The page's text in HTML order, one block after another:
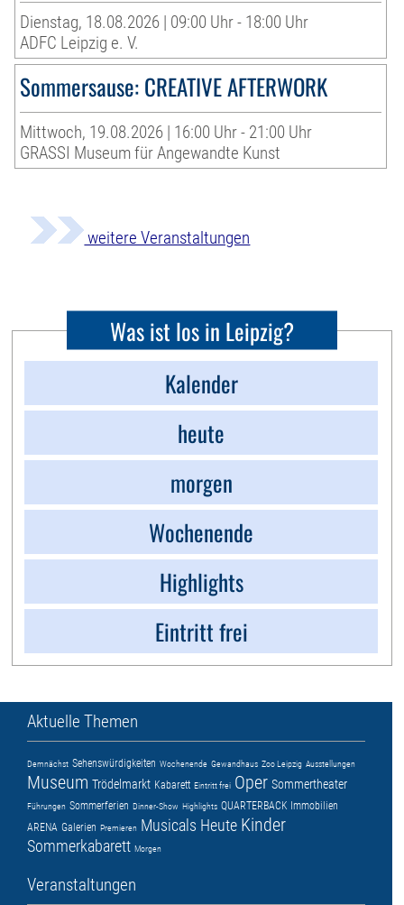
Dienstag, 18.08.2026 | 09:00 Uhr - 18:00 Uhr
ADFC Leipzig e. V.
Sommersause: CREATIVE AFTERWORK
Mittwoch, 19.08.2026 | 16:00 Uhr - 21:00 Uhr
GRASSI Museum für Angewandte Kunst
weitere Veranstaltungen
Was ist los in Leipzig?
Kalender
heute
morgen
Wochenende
Highlights
Eintritt frei
Aktuelle Themen
Demnächst Sehenswürdigkeiten Wochenende Gewandhaus Zoo Leipzig Ausstellungen
Museum Trödelmarkt Kabarett Eintritt frei Oper Sommertheater
Führungen Sommerferien Dinner-Show Highlights QUARTERBACK Immobilien
ARENA Galerien Premieren Musicals Heute Kinder
Sommerkabarett Morgen
Veranstaltungen